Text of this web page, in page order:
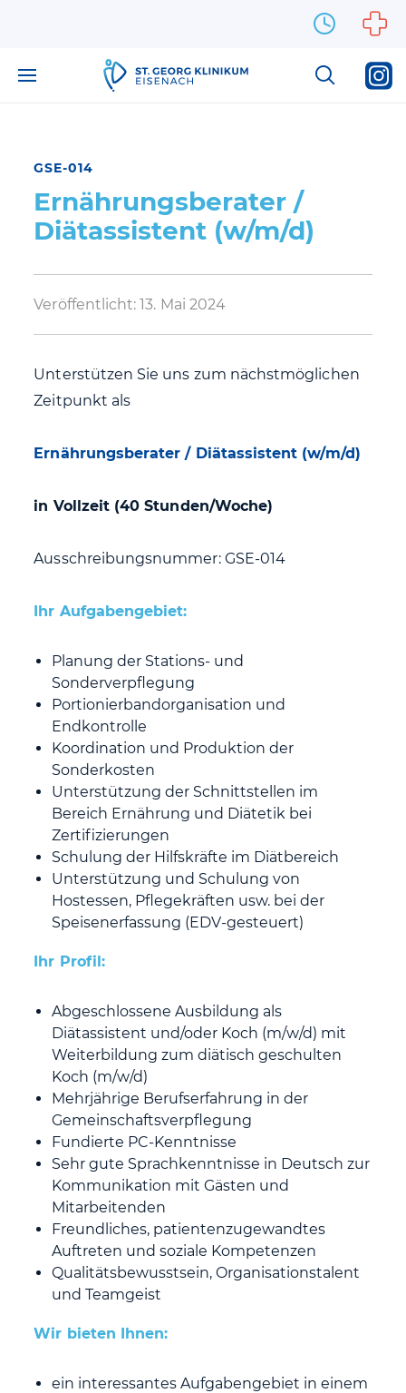
GSE-014
Ernährungsberater /
Diätassistent (w/m/d)
Veröffentlicht:13. Mai 2024
Unterstützen Sie uns zum nächstmöglichen
Zeitpunkt als
Ernährungsberater / Diätassistent (w/m/d)
in Vollzeit (40 Stunden/Woche)
Ausschreibungsnummer: GSE-014
Ihr Aufgabengebiet:
Planung der Stations- und
Sonderverpflegung
Portionierbandorganisation und
Endkontrolle
Koordination und Produktion der
Sonderkosten
Unterstützung der Schnittstellen im
Bereich Ernährung und Diätetik bei
Zertifizierungen
Schulung der Hilfskräfte im Diätbereich
Unterstützung und Schulung von
Hostessen, Pflegekräften usw. bei der
Speisenerfassung (EDV-gesteuert)
Ihr Profil:
Abgeschlossene Ausbildung als
Diätassistent und/oder Koch (m/w/d) mit
Weiterbildung zum diätisch geschulten
Koch (m/w/d)
Mehrjährige Berufserfahrung in der
Gemeinschaftsverpflegung
Fundierte PC-Kenntnisse
Sehr gute Sprachkenntnisse in Deutsch zur
Kommunikation mit Gästen und
Mitarbeitenden
Freundliches, patientenzugewandtes
Auftreten und soziale Kompetenzen
Qualitätsbewusstsein, Organisationstalent
und Teamgeist
Wir bieten Ihnen:
ein interessantes Aufgabengebiet in einem